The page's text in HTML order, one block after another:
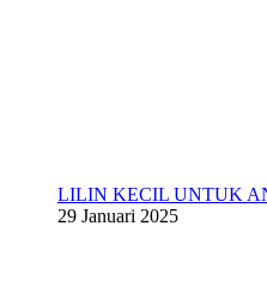
LILIN KECIL UNTUK
29 Januari 2025